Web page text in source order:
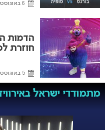
6 באוגוסט 2026
חוזרת
5 באוגוסט 2026
מתמודדי ישראל